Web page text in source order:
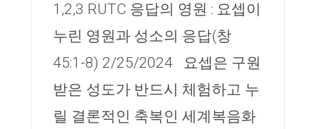
1,2,3 RUTC 응답의 영원 : 요셉이
누린 영원과 성소의 응답(창
45:1-8) 2/25/2024 요셉은 구원
받은 성도가 반드시 체험하고 누
릴 결론적인 축복인 세계복음화